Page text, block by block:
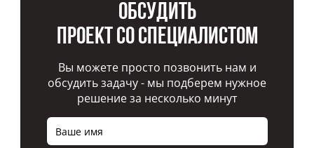
Обсудить
проект со специалистом
Вы можете просто позвонить нам и
обсудить задачу - мы подберем нужное
решение за несколько минут